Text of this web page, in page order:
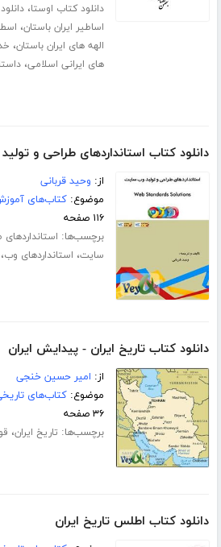
دانلود کتاب اوستا،
اساطیر ایران باستان،
الهه های ایران باستان،
های ایرانی اسلامی،
دانلود کتاب استانداردهای طراحی و
از: وحید قربانی
موضوع:کتاب‌های
۱۱۶ صفحه
برچسب‌ها:
سایت، استانداردهای وب،
دانلود کتاب تاریخ ایران - پیدایش ایران
از: امیر حسین خنجی
موضوع:کتاب‌های
۳۶ صفحه
برچسب‌ها: تاریخ ایران،
دانلود کتاب اطلس تاریخ ایران